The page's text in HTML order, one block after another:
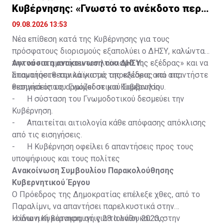
Κυβέρνησης: «Γνωστό το ανέκδοτο περι
ΔΗΣΑΚΕΛ»
09.08.2026 13:53
Νέα επίθεση κατά της Κυβέρνησης για τους
πρόσφατους διορισμούς εξαπολύει ο ΔΗΣΥ, καλώντας
την να «σταματήσει τον λαϊκισμό της εξέδρας» και να
απαντήσει θεσμικά για τις αποκλίσεις από τις
εισηγήσεις του Γνωμοδοτικού Συμβουλίου.
Αυτούσια η ανακοινωση του ΔΗΣΥ:
Σταματήστε τον λαϊκισμό της εξέδρας και απαντήστε
θεσμικά όπως αρμόζει σε μια Κυβέρνηση
- Η σύσταση του Γνωμοδοτικού δεσμεύει την
Κυβέρνηση.
- Απαιτείται αιτιολογία κάθε απόφασης απόκλισης
από τις εισηγήσεις.
- Η Κυβέρνηση οφείλει 6 απαντήσεις προς τους
υποψήφιους και τους πολίτες
Ανακοίνωση Συμβουλίου Παρακολούθησης
Κυβερνητικού Έργου
Ο Πρόεδρος της Δημοκρατίας επέλεξε χθες, από το
Παραλίμνι, να απαντήσει παρελκυστικά στην
κοινωνική κατακραυγή για τα λάθη και τις
Η ίδια η Κυβέρνηση, στις 28 Ιουνίου 2023, στην